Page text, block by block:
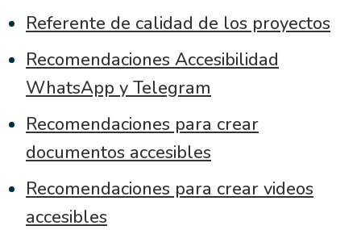
Referente de calidad de los proyectos
Recomendaciones Accesibilidad
WhatsApp y Telegram
Recomendaciones para crear
documentos accesibles
Recomendaciones para crear videos
accesibles